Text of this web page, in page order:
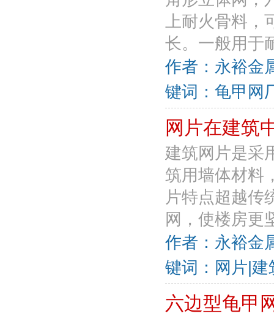
上耐火骨料，
长。一般用于
作者：永裕
键词：龟甲网
网片在建筑
建筑网片是采
筑用墙体材料
片特点超越传
网，使楼房更
作者：永裕
键词：网片|
六边型龟甲